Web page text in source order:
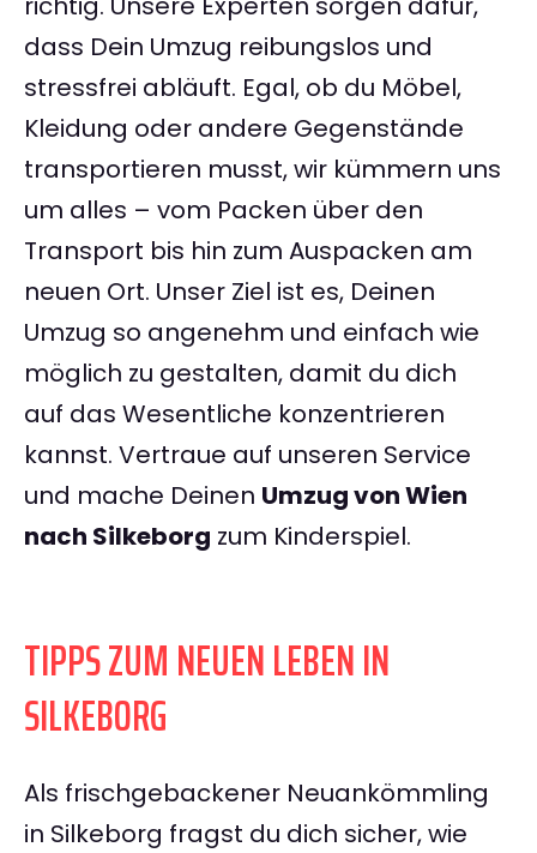
dass Dein Umzug reibungslos und
stressfrei abläuft. Egal, ob du Möbel,
Kleidung oder andere Gegenstände
transportieren musst, wir kümmern uns
um alles – vom Packen über den
Transport bis hin zum Auspacken am
neuen Ort. Unser Ziel ist es, Deinen
Umzug so angenehm und einfach wie
möglich zu gestalten, damit du dich
auf das Wesentliche konzentrieren
kannst. Vertraue auf unseren Service
und mache Deinen Umzug von Wien
nach Silkeborg zum Kinderspiel.
TIPPS ZUM NEUEN LEBEN IN
SILKEBORG
Als frischgebackener Neuankömmling
in Silkeborg fragst du dich sicher, wie